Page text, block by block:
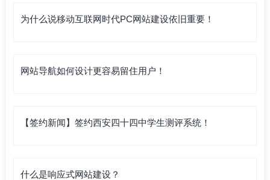
为什么说移动互联网时代PC网站建设依旧重要！
网站导航如何设计更容易留住用户！
【签约新闻】签约西安四十四中学生测评系统！
什么是响应式网站建设？